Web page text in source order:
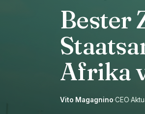
Bester
Afrika
Vito Magagnino·CEO·